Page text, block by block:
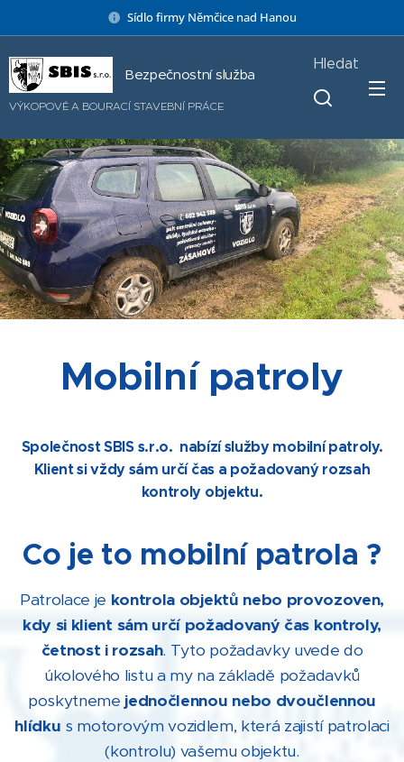
Sídlo firmy Němčice nad Hanou
Bezpečnostní služba
VÝKOPOVÉ A BOURACÍ STAVEBNÍ PRÁCE
Hledat
.
Mobilní patroly
Společnost SBIS s.r.o. nabízí služby mobilní patroly.
Klient si vždy sám určí čas a požadovaný rozsah
kontroly objektu.
Co je to mobilní patrola ?
Patrolace je kontrola objektů nebo provozoven,
kdy si klient sám určí požadovaný čas kontroly,
četnost i rozsah. Tyto požadavky uvede do
úkolového listu a my na základě požadavků
poskytneme jednočlennou nebo dvoučlennou
hlídku s motorovým vozidlem, která zajistí patrolaci
(kontrolu) vašemu objektu.